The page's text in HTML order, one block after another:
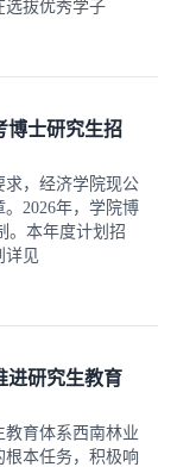
选拔优秀学子
博士研究生招
求，经济学院现公
2026年，学院博
。本年度计划招
详见
进研究生教育
育体系西南林业
本任务，积极响